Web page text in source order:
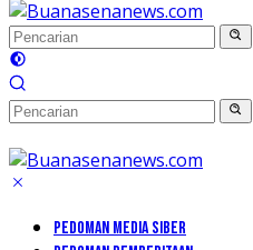
PEDOMAN MEDIA SIBER